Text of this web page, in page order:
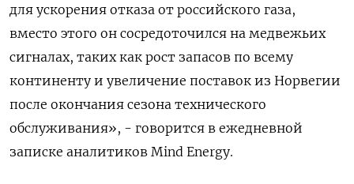
для ускорения отказа от российского газа,
вместо этого он сосредоточился на медвежьих
сигналах, таких как рост запасов по всему
континенту и увеличение поставок из Норвегии
после окончания сезона технического
обслуживания», - говорится в ежедневной
записке аналитиков Mind Energy.